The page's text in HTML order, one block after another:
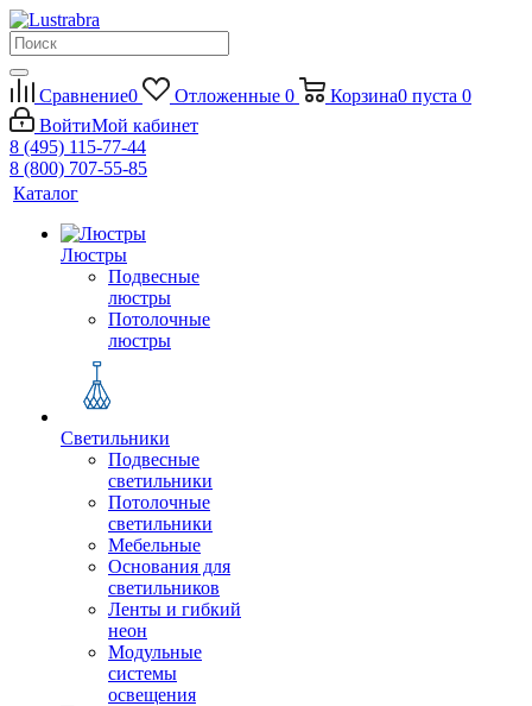
Сравнение0 Отложенные 0 Корзина0 пуста 0
ВойтиМой кабинет
8 (495) 115-77-44
8 (800) 707-55-85
Каталог
Люстры
Подвесные
люстры
Потолочные
люстры
Светильники
Подвесные
светильники
Потолочные
светильники
Мебельные
Основания для
светильников
Ленты и гибкий
неон
Модульные
системы
освещения